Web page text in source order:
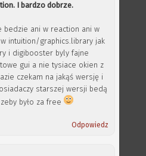
I bardzo dobrze.
bedzie ani w reaction ani w
intuition/graphics.library jak
i digibooster byly fajne
gui a nie tysiace okien z
czekam na jakąś wersję i
starszej wersji bedą
było za free
Odpowiedz